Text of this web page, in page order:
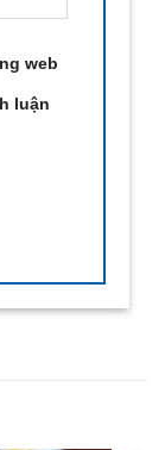
web
luận